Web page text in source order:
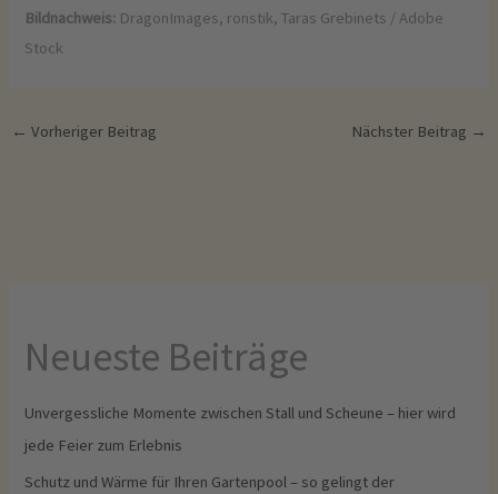
Bildnachweis: DragonImages, ronstik, Taras Grebinets / Adobe
Stock
← Vorheriger Beitrag Nächster Beitrag →
Neueste Beiträge
Unvergessliche Momente zwischen Stall und Scheune – hier wird
jede Feier zum Erlebnis
Schutz und Wärme für Ihren Gartenpool – so gelingt der